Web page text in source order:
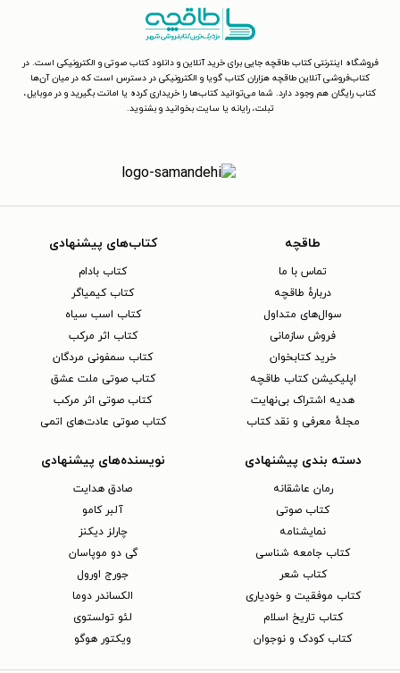
فروشگاه اینترنتی کتاب طاقچه جایی برای خرید آنلاین و دانلود کتاب صوتی و الکترونیکی است. در
کتاب‌فروشی آنلاین طاقچه هزاران کتاب گویا و الکترونیکی در دسترس است که در میان آن‌ها
کتاب رایگان هم وجود دارد. شما می‌توانید کتاب‌ها را خریداری کرده یا امانت بگیرید و در موبایل،
تبلت، رایانه یا سایت بخوانید و بشنوید.
طاقچه
تماس با ما
دربارهٔ طاقچه
سوال‌های متداول
فروش سازمانی
خرید کتابخوان
اپلیکیشن کتاب طاقچه
هدیه اشتراک بی‌نهایت
مجلهٔ معرفی و نقد کتاب
کتاب‌های پیشنهادی
کتاب بادام
کتاب کیمیاگر
کتاب اسب سیاه
کتاب اثر مرکب
کتاب سمفونی مردگان
کتاب صوتی ملت عشق
کتاب صوتی اثر مرکب
کتاب صوتی عادت‌های اتمی
دسته بندی پیشنهادی
رمان عاشقانه
کتاب‌ صوتی
نمایشنامه
کتاب جامعه شناسی
کتاب شعر
کتاب موفقیت و خودیاری
کتاب تاریخ اسلام
کتاب کودک و نوجوان
نویسنده‌های پیشنهادی
صادق هدایت
آلبر کامو
چارلز دیکنز
گی دو موپاسان
جورج اورول
الکساندر دوما
لئو تولستوی
ویکتور هوگو